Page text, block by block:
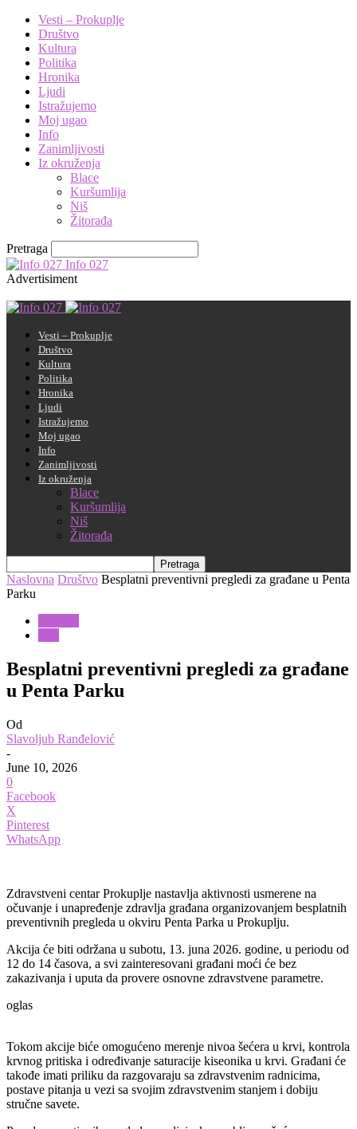
Vesti – Prokuplje
Društvo
Kultura
Politika
Hronika
Ljudi
Istražujemo
Moj ugao
Info
Zanimljivosti
Iz okruženja
Blace
Kuršumlija
Niš
Žitorađa
Pretraga
Info 027
Advertisiment
Vesti – Prokuplje
Društvo
Kultura
Politika
Hronika
Ljudi
Istražujemo
Moj ugao
Info
Zanimljivosti
Iz okruženja
Blace
Kuršumlija
Niš
Žitorađa
Naslovna Društvo Besplatni preventivni pregledi za građane u Penta
Parku
Besplatni preventivni pregledi za građane
u Penta Parku
Od
Slavoljub Ranđelović
-
June 10, 2026
0
Facebook
X
Pinterest
WhatsApp
Zdravstveni centar Prokuplje nastavlja aktivnosti usmerene na
očuvanje i unapređenje zdravlja građana organizovanjem besplatnih
preventivnih pregleda u okviru Penta Parka u Prokuplju.
Akcija će biti održana u subotu, 13. juna 2026. godine, u periodu od
12 do 14 časova, a svi zainteresovani građani moći će bez
zakazivanja i uputa da provere osnovne zdravstvene parametre.
oglas
Tokom akcije biće omogućeno merenje nivoa šećera u krvi, kontrola
krvnog pritiska i određivanje saturacije kiseonika u krvi. Građani će
takođe imati priliku da razgovaraju sa zdravstvenim radnicima,
postave pitanja u vezi sa svojim zdravstvenim stanjem i dobiju
stručne savete.